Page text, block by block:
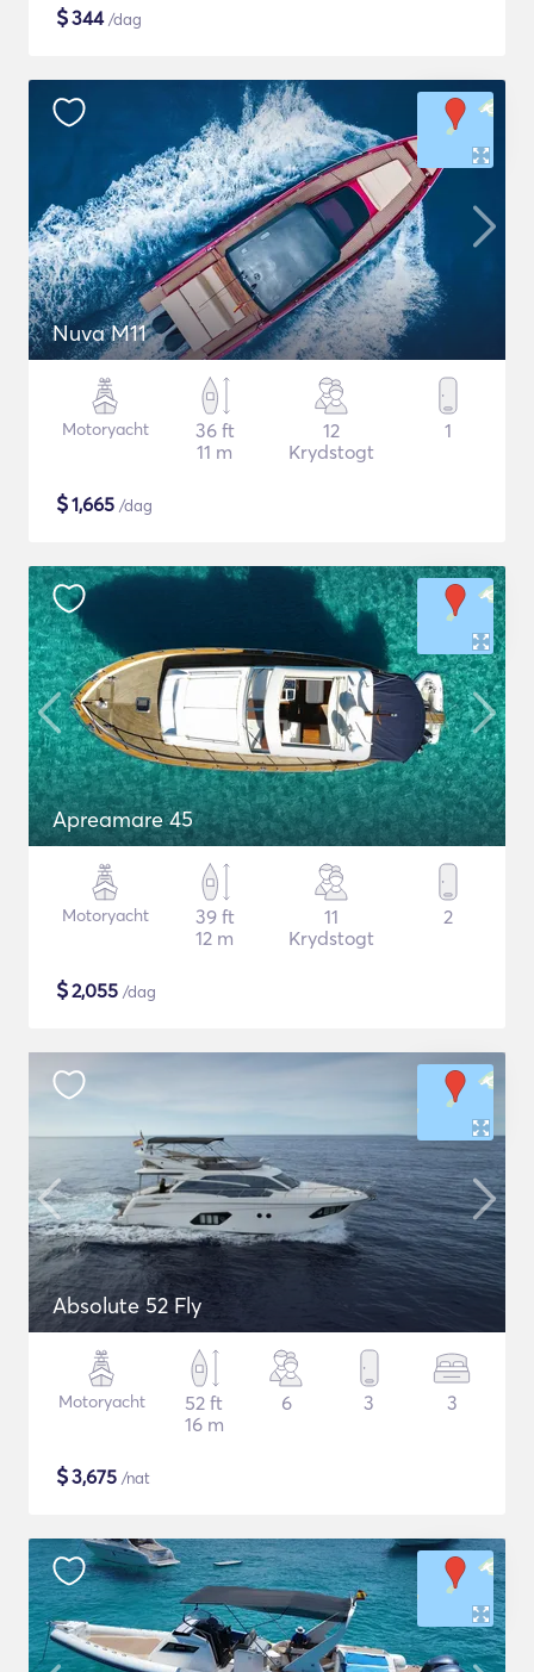
$344/dag
Nuva M11
Motoryacht
36 ft
11 m
12
Krydstogt
1
$1,665 /dag
Apreamare 45
Motoryacht
39 ft
12 m
11
Krydstogt
2
$2,055 /dag
Absolute 52 Fly
Motoryacht
52 ft
16 m
6 3 3
$3,675 /nat